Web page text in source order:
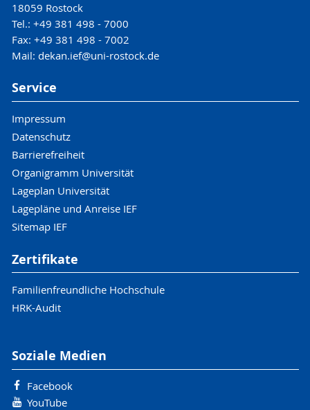
18059 Rostock
Tel.: +49 381 498 - 7000
Fax: +49 381 498 - 7002
Mail: dekan.ief@uni-rostock.de
Service
Impressum
Datenschutz
Barrierefreiheit
Organigramm Universität
Lageplan Universität
Lagepläne und Anreise IEF
Sitemap IEF
Zertifikate
Familienfreundliche Hochschule
HRK-Audit
Soziale Medien
Facebook
YouTube